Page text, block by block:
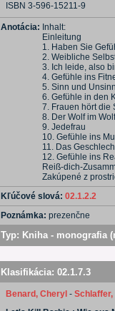
ISBN 3-596-15211-9
Anotácia: Inhalt:
Einleitung
1. Haben Sie
2. Weibliche
3. Ich leide, also
4. Gefühle ins
5. Sinn und
6. Gefühle in den
7. Frauen hört die
8. Der Wolf im
9. Jedefrau
10. Gefühle ins
11. Das
12. Gefühle ins
Reiß-dich-
Zakúpené z
Kľúčové slová: 02.1.2.2
Poznámka: prezenčne
Typ: Kniha - monografia
Klasifikácia: 02.1.7.3
Benard, Cheryl - Schlaffer,